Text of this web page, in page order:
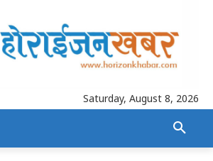
Saturday, August 8, 2026